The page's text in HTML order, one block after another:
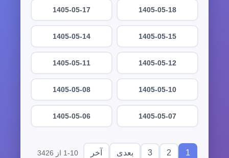
1405-05-18
1405-05-17
1405-05-15
1405-05-14
1405-05-12
1405-05-11
1405-05-10
1405-05-08
1405-05-07
1405-05-06
1
2
3 بعدی آخر 1-10 از 3426